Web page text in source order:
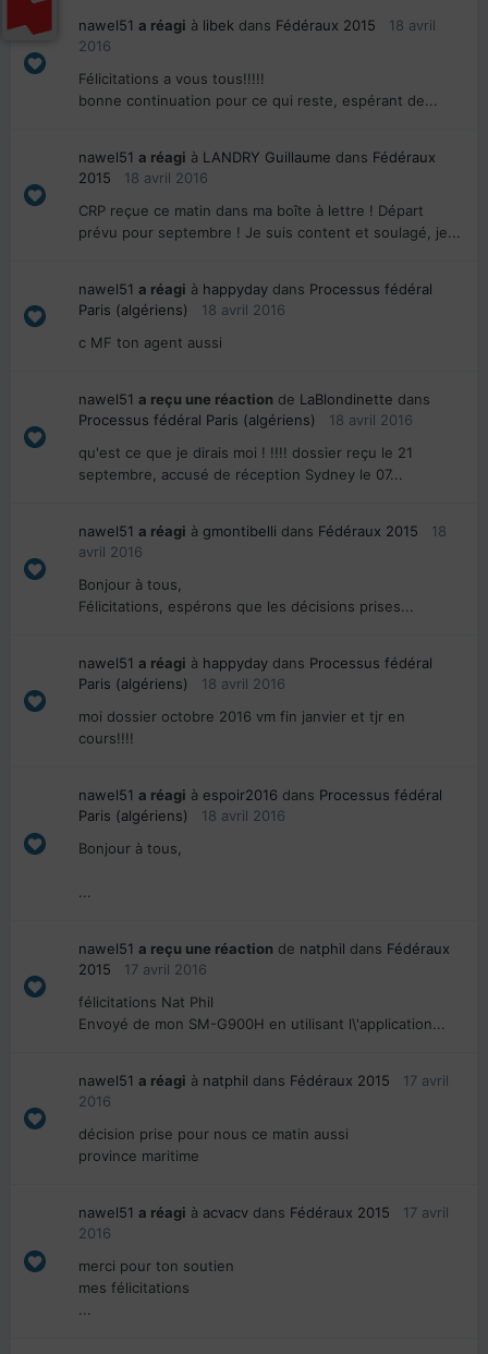
nawel51 a réagi à libek dans Fédéraux 2015
18 avril
2016
Félicitations a vous tous!!!!!
bonne continuation pour ce qui reste, espérant de...
nawel51 a réagi à LANDRY Guillaume dans Fédéraux
2015
18 avril 2016
CRP reçue ce matin dans ma boîte à lettre ! Départ
prévu pour septembre ! Je suis content et soulagé, je...
nawel51 a réagi à happyday dans Processus fédéral
Paris (algériens)
18 avril 2016
c MF ton agent aussi
nawel51 a reçu une réaction de LaBlondinette dans
Processus fédéral Paris (algériens)
18 avril 2016
qu'est ce que je dirais moi ! !!!! dossier reçu le 21
septembre, accusé de réception Sydney le 07...
nawel51 a réagi à gmontibelli dans Fédéraux 2015
18
avril 2016
Bonjour à tous,
Félicitations, espérons que les décisions prises...
nawel51 a réagi à happyday dans Processus fédéral
Paris (algériens)
18 avril 2016
moi dossier octobre 2016 vm fin janvier et tjr en
cours!!!!
nawel51 a réagi à espoir2016 dans Processus fédéral
Paris (algériens)
18 avril 2016
Bonjour à tous,
...
nawel51 a reçu une réaction de natphil dans Fédéraux
2015
17 avril 2016
félicitations Nat Phil
Envoyé de mon SM-G900H en utilisant l\'application...
nawel51 a réagi à natphil dans Fédéraux 2015
17 avril
2016
décision prise pour nous ce matin aussi
province maritime
nawel51 a réagi à acvacv dans Fédéraux 2015
17 avril
2016
merci pour ton soutien
mes félicitations
...